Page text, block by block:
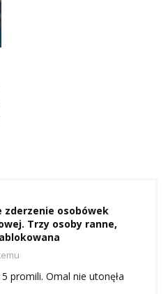
zderzenie osobówek
Trzy osoby ranne,
promili. Omal nie utonęła